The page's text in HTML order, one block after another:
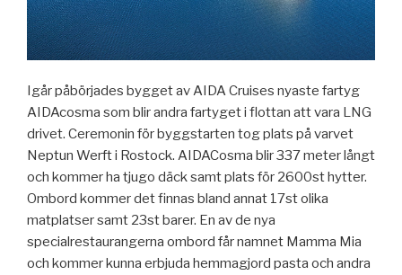
Igår påbörjades bygget av AIDA Cruises nyaste fartyg
AIDAcosma som blir andra fartyget i flottan att vara LNG
drivet. Ceremonin för byggstarten tog plats på varvet
Neptun Werft i Rostock. AIDACosma blir 337 meter långt
och kommer ha tjugo däck samt plats för 2600st hytter.
Ombord kommer det finnas bland annat 17st olika
matplatser samt 23st barer. En av de nya
specialrestaurangerna ombord får namnet Mamma Mia
och kommer kunna erbjuda hemmagjord pasta och andra